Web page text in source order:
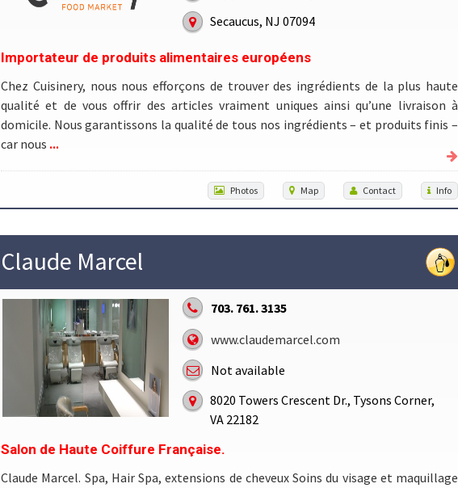
Secaucus, NJ 07094
Importateur de produits alimentaires européens
Chez Cuisinery, nous nous efforçons de trouver des ingrédients de la plus haute
qualité et de vous offrir des articles vraiment uniques ainsi qu’une livraison à
domicile. Nous garantissons la qualité de tous nos ingrédients – et produits finis –
car nous ...
Photos Map Contact Info
Claude Marcel
703. 761. 3135
www.claudemarcel.com
Not available
8020 Towers Crescent Dr., Tysons Corner,
VA 22182
Salon de Haute Coiffure Française.
Claude Marcel. Spa, Hair Spa, extensions de cheveux Soins du visage et maquillage